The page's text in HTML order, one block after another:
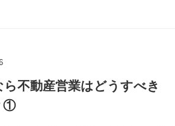
ら不動産営業はどうすべき
①